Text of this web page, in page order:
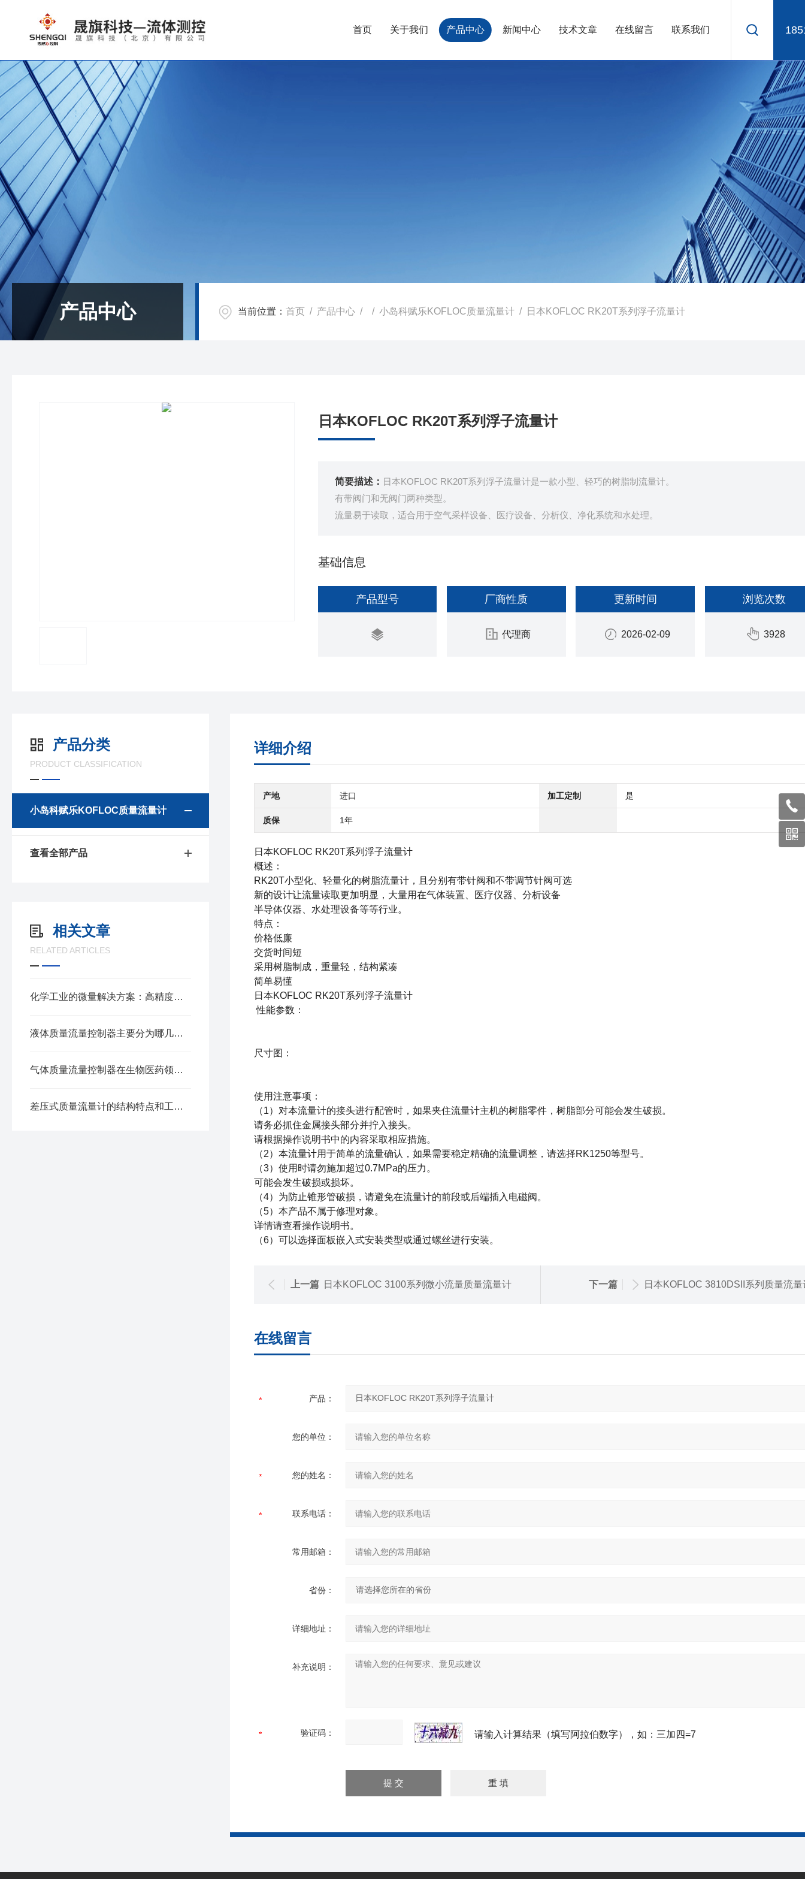
首页 关于我们 产品中心 新闻中心 技术文章 在线留言 联系我们
产品中心 当前位置： 首页 / 产品中心 / / 小岛科赋乐KOFLOC质量流量计 / 日本KOFLOC RK20T系列浮子流量计
日本KOFLOC RK20T系列浮子流量计
简要描述： 日本KOFLOC RK20T系列浮子流量计是一款小型、轻巧的树脂制流量计。
有带阀门和无阀门两种类型。
流量易于读取，适合用于空气采样设备、医疗设备、分析仪、净化系统和水处理。
基础信息
产品型号 厂商性质
代理商
更新时间
2026-02-09
浏览次数
3928
产品分类
PRODUCT CLASSIFICATION
小岛科赋乐KOFLOC质量流量计
查看全部产品
相关文章
RELATED ARTICLES
化学工业的微量解决方案：高精度微小流量质量流量计
液体质量流量控制器主要分为哪几种类型？
气体质量流量控制器在生物医药领域的作用
差压式质量流量计的结构特点和工作方式
详细介绍
产地 进口 加工定制 是
质保 1年
日本KOFLOC RK20T系列浮子流量计
概述：
RK20T小型化、轻量化的树脂流量计，且分别有带针阀和不带调节针阀可选
新的设计让流量读取更加明显，大量用在气体装置、医疗仪器、分析设备
半导体仪器、水处理设备等等行业。
特点：
价格低廉
交货时间短
采用树脂制成，重量轻，结构紧凑
简单易懂
日本KOFLOC RK20T系列浮子流量计
性能参数：
尺寸图：
使用注意事项：
（1）对本流量计的接头进行配管时，如果夹住流量计主机的树脂零件，树脂部分可能会发生破损。
请务必抓住金属接头部分并拧入接头。
请根据操作说明书中的内容采取相应措施。
（2）本流量计用于简单的流量确认，如果需要稳定精确的流量调整，请选择RK1250等型号。
（3）使用时请勿施加超过0.7MPa的压力。
可能会发生破损或损坏。
（4）为防止锥形管破损，请避免在流量计的前段或后端插入电磁阀。
（5）本产品不属于修理对象。
详情请查看操作说明书。
（6）可以选择面板嵌入式安装类型或通过螺丝进行安装。
上一篇 日本KOFLOC 3100系列微小流量质量流量计 下一篇 日本KOFLOC 3810DSII系列质量流量
在线留言
产品：
您的单位：
您的姓名：
联系电话：
常用邮箱：
省份：
详细地址：
补充说明：
验证码： 请输入计算结果（填写阿拉伯数字），如：三加四=7